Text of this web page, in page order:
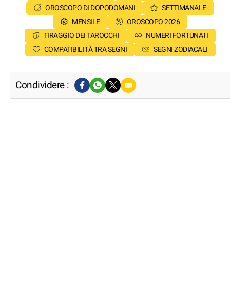
OROSCOPO DI DOPODOMANI
SETTIMANALE
MENSILE
OROSCOPO 2026
TIRAGGIO DEI TAROCCHI
NUMERI FORTUNATI
COMPATIBILITÀ TRA SEGNI
SEGNI ZODIACALI
Condividere :